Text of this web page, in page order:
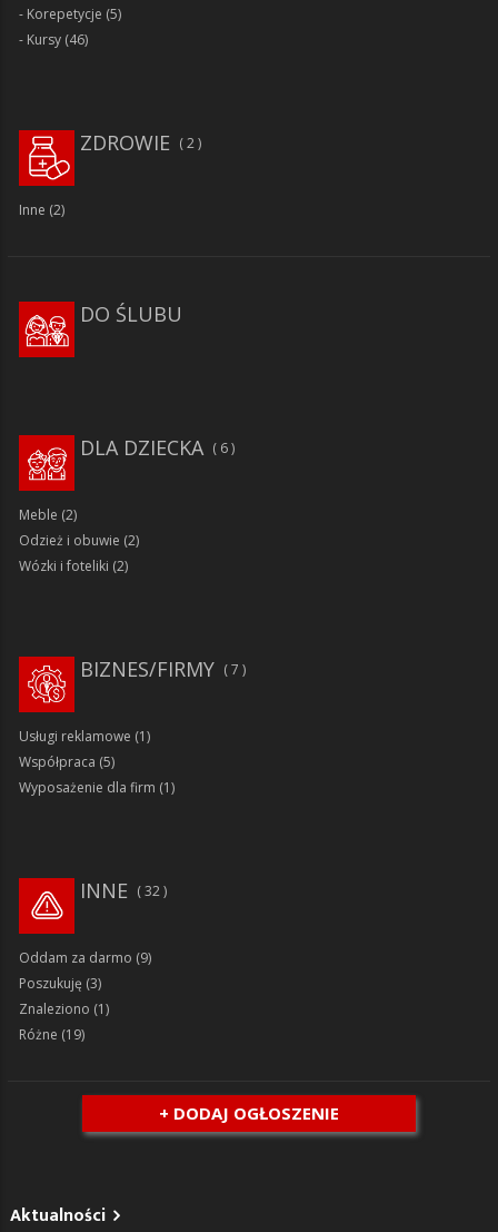
Korepetycje (5)
Kursy (46)
ZDROWIE 2
Inne (2)
DO ŚLUBU
6
DLA DZIECKA
Meble (2)
Odzież i obuwie (2)
Wózki i foteliki (2)
7
BIZNES/FIRMY
Usługi reklamowe (1)
Współpraca (5)
Wyposażenie dla firm (1)
32
INNE
Oddam za darmo (9)
Poszukuję (3)
Znaleziono (1)
Różne (19)
+ DODAJ OGŁOSZENIE
Aktualności